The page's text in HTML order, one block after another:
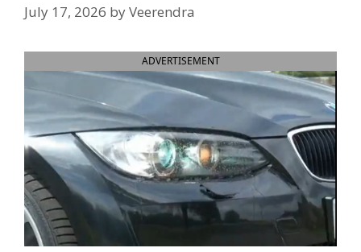
July 17, 2026 byVeerendra
ADVERTISEMENT